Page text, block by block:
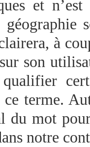
et
géographie
à
son
ce terme.
du mot
notre